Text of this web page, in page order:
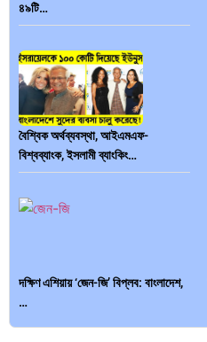
৪৯টি…
বৈশ্বিক অর্থব্যবস্থা, আইএমএফ-
বিশ্বব্যাংক, ইসলামী ব্যাংকিং…
দক্ষিণ এশিয়ায় ‘জেন-জি’ বিপ্লব: বাংলাদেশ,
…